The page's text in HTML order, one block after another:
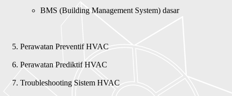
BMS (Building Management System) dasar
Perawatan Preventif HVAC
Perawatan Prediktif HVAC